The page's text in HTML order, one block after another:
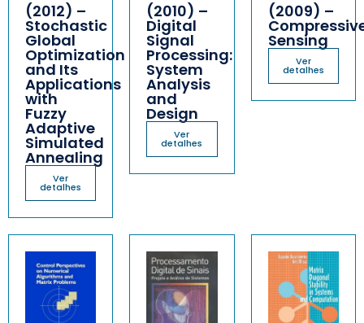
(2012) –
Stochastic
Global
Optimization
and Its
Applications
with
Fuzzy
Adaptive
Simulated
Annealing
Ver
detalhes
(2010) –
Digital
Signal
Processing:
System
Analysis
and
Design
Ver
detalhes
(2009) –
Sensing
Ver
detalhes